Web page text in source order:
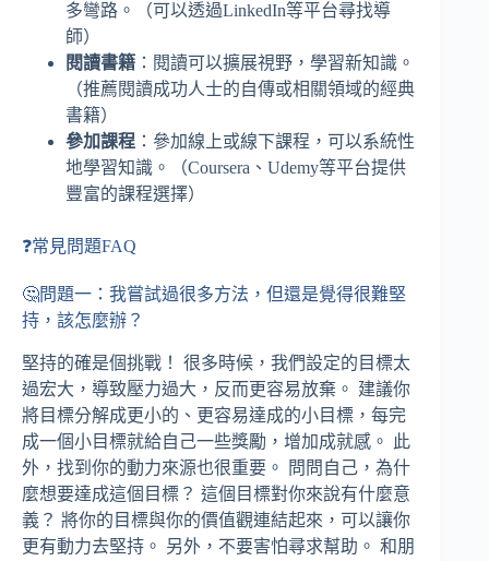
多彎路。（可以透過LinkedIn等平台尋找導
師）
閱讀書籍 ：閱讀可以擴展視野，學習新知識。
（推薦閱讀成功人士的自傳或相關領域的經典
書籍）
參加課程 ：參加線上或線下課程，可以系統性
地學習知識。（Coursera、Udemy等平台提供
豐富的課程選擇）
❓常見問題FAQ
🤔問題一：我嘗試過很多方法，但還是覺得很難堅
持，該怎麼辦？
堅持的確是個挑戰！ 很多時候，我們設定的目標太
過宏大，導致壓力過大，反而更容易放棄。 建議你
將目標分解成更小的、更容易達成的小目標，每完
成一個小目標就給自己一些獎勵，增加成就感。 此
外，找到你的動力來源也很重要。 問問自己，為什
麼想要達成這個目標？ 這個目標對你來說有什麼意
義？ 將你的目標與你的價值觀連結起來，可以讓你
更有動力去堅持。 另外，不要害怕尋求幫助。 和朋